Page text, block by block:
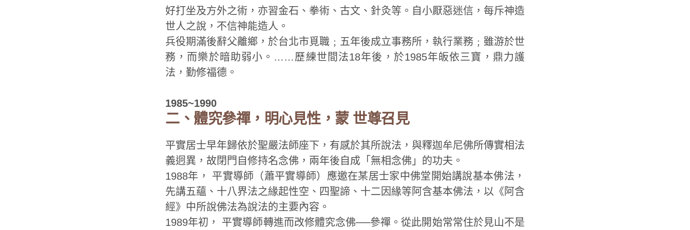
好打坐及方外之術，亦習金石、拳術、古文、針灸等。自小厭惡迷信，每斥神造
世人之說，不信神能造人。
兵役期滿後辭父離鄉，於台北市覓職﹔五年後成立事務所，執行業務﹔雖游於世
務，而樂於暗助弱小。……歷練世間法18年後，於1985年皈依三寶，鼎力護
法，勤修福德。
1985~1990
二、體究參禪，明心見性，蒙 世尊召見
平實居士早年歸依於聖嚴法師座下，有感於其所說法，與釋迦牟尼佛所傳實相法
義迥異，故閉門自修持名念佛，兩年後自成「無相念佛」的功夫。
1988年， 平實導師（蕭平實導師）應邀在某居士家中佛堂開始講說基本佛法，
先講五蘊、十八界法之緣起性空、四聖諦、十二因緣等阿含基本佛法，以《阿含
經》中所說佛法為說法的主要內容。
1989年初， 平實導師轉進而改修體究念佛──參禪。從此開始常常住於見山不是